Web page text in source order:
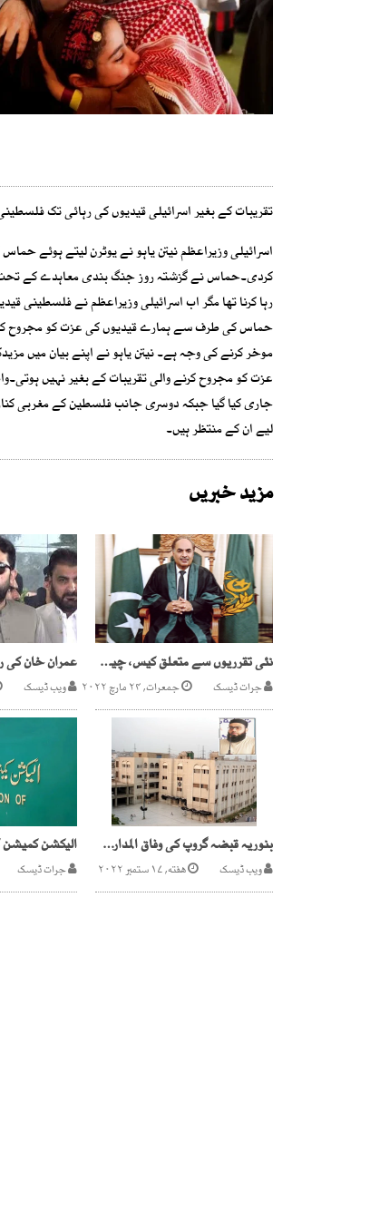
تقریبات کے بغیر اسرائیلی قیدیوں کی رہائی تک
رہا کرنا تھا مگر اب اسرائیلی وزیراعظم نے فلسطینی
حماس کی طرف سے ہمارے قیدیوں کی عزت کو مجروح
موخر کرنے کی وجہ ہے۔ نیتن یاہو نے اپنے بیان میں
عزت کو مجروح کرنے والی تقریبات کے بغیر نہیں
جاری کیا گیا جبکہ دوسری جانب فلسطین کے مغربی
لیے ان کے منتظر ہیں۔
مزید خبریں
نئی تقرریوں سے متعلق کیس، چیف جسٹس سندھ ہائیکورٹ کاسماعت سے انکار
جرات ڈیسک جمعرات, ۲۴ مارچ ۲۰۲۲ ویب ڈیسک
بنوریہ قبضہ گروپ کی وفاق المدارس کے خلاف سازشیں بے نقاب
ویب ڈیسک هفته, ۱۷ ستمبر ۲۰۲۲ جرات ڈیسک